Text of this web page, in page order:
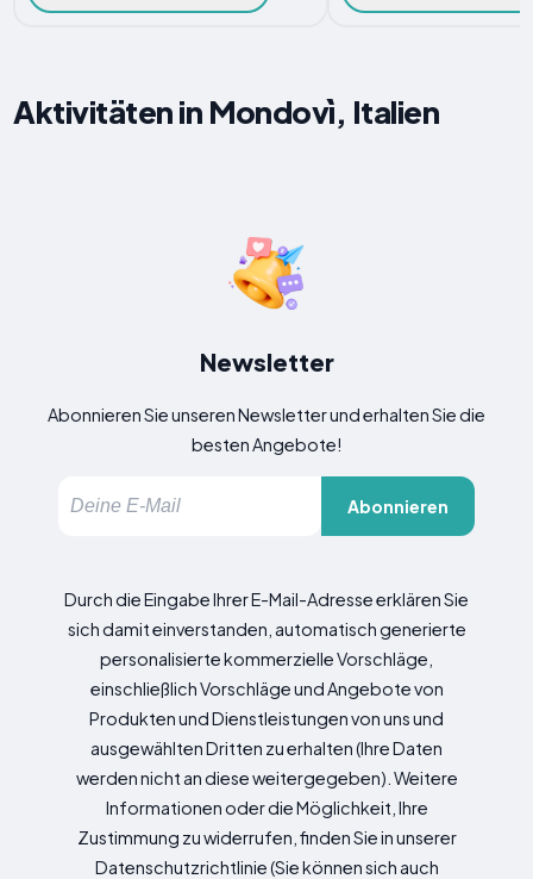
Aktivitäten in Mondovì, Italien
Newsletter
Abonnieren Sie unseren Newsletter und erhalten Sie die
besten Angebote!
Abonnieren
Durch die Eingabe Ihrer E-Mail-Adresse erklären Sie
sich damit einverstanden, automatisch generierte
personalisierte kommerzielle Vorschläge,
einschließlich Vorschläge und Angebote von
Produkten und Dienstleistungen von uns und
ausgewählten Dritten zu erhalten (Ihre Daten
werden nicht an diese weitergegeben). Weitere
Informationen oder die Möglichkeit, Ihre
Zustimmung zu widerrufen, finden Sie in unserer
Datenschutzrichtlinie (Sie können sich auch